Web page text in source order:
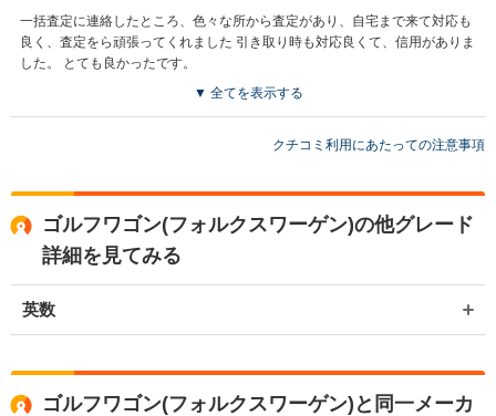
一括査定に連絡したところ、色々な所から査定があり、自宅まで来て対応も
良く、査定をら頑張ってくれました 引き取り時も対応良くて、信用がありま
した。 とても良かったです。
買取店からの返信
お世話になっております。 株式会社ネクステージでございます。 この
ンやSUV、軽自動車などの各種専門店を展開しているため、また機会
がございましたら是非お力添えできれば幸いでございます。 今後とも
宜しくお願い申し上げます。
▼ 全てを表示する
クチコミ利用にあたっての注意事項
ゴルフワゴン(フォルクスワーゲン)の他グレード
詳細を見てみる
英数
ゴルフワゴン(フォルクスワーゲン)と同一メーカ